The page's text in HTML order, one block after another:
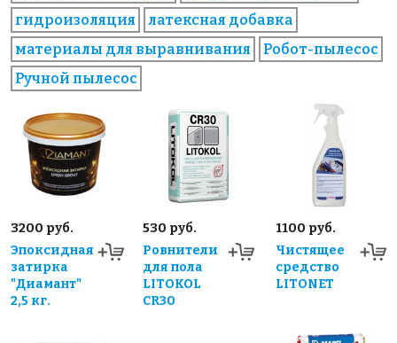
гидроизоляция
латексная добавка
материалы для выравнивания
Робот-пылесос
Ручной пылесос
3200 руб.
Эпоксидная
затирка
"Диамант"
2,5 кг.
530 руб.
Ровнители
для пола
LITOKOL
CR30
1100 руб.
Чистящее
средство
LITONET